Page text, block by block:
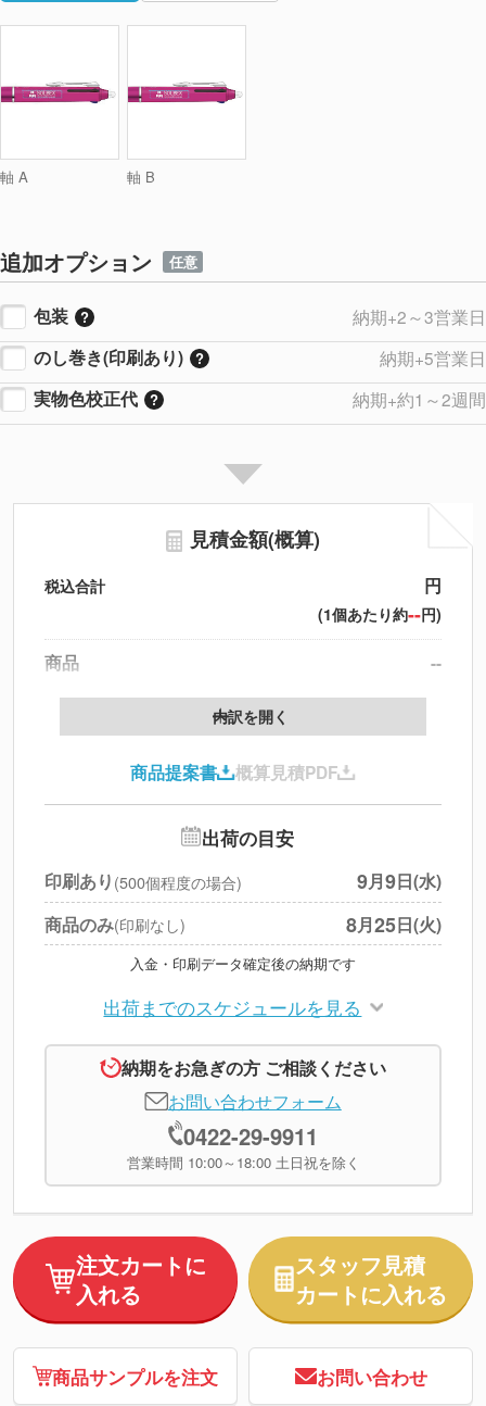
軸 A 軸 B
追加オプション 任意
包装
納期+2～3営業日
のし巻き(印刷あり)
納期+5営業日
実物色校正代
納期+約1～2週間
見積金額(概算)
税込合計 円
(1個あたり約--円)
商品
--
製版代
印刷代
北海道・沖縄・離島 別途
円
※上記小計は税別です
内訳を開く
商品提案書 概算見積PDF
出荷の目安
印刷あり (500個程度の場合) 9月9日(水)
商品のみ(印刷なし) 8月25日(火)
入金・印刷データ確定後の納期です
出荷までのスケジュールを見る
納期をお急ぎの方 ご相談ください
お問い合わせフォーム
0422-29-9911
営業時間 10:00～18:00 土日祝を除く
注文カートに
入れる
スタッフ見積
カートに入れる
商品サンプルを注文 お問い合わせ